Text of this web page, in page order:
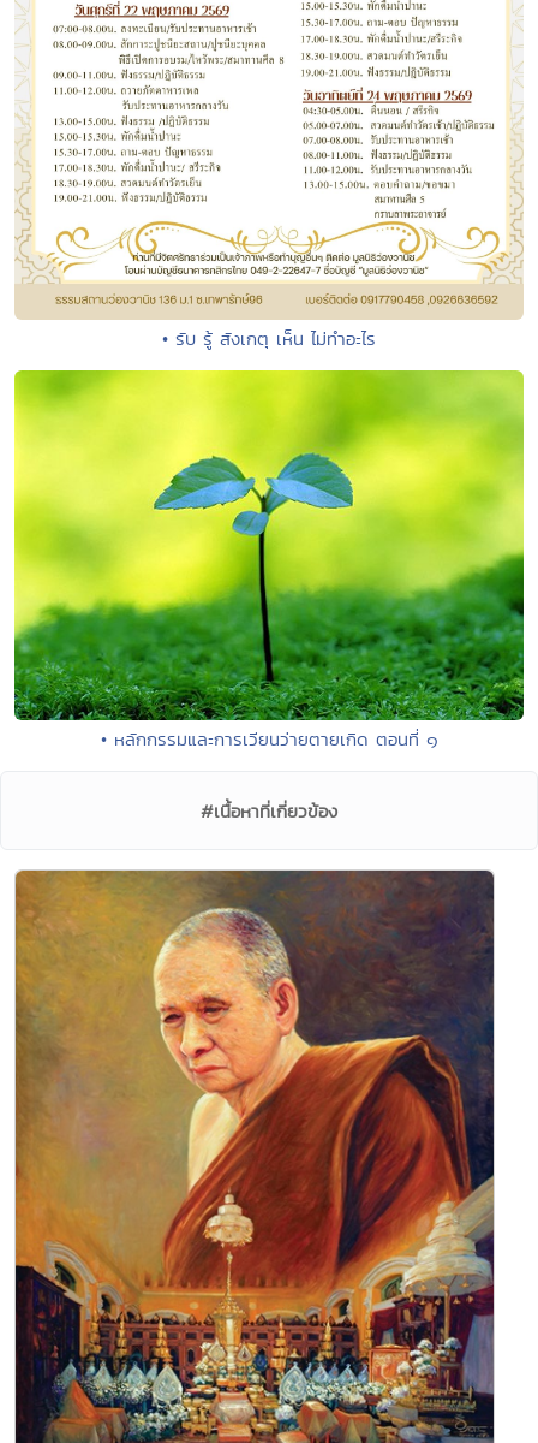
• รับ รู้ สังเกตุ เห็น ไม่ทำอะไร
• หลักกรรมและการเวียนว่ายตายเกิด ตอนที่ ๑
#เนื้อหาที่เกี่ยวข้อง